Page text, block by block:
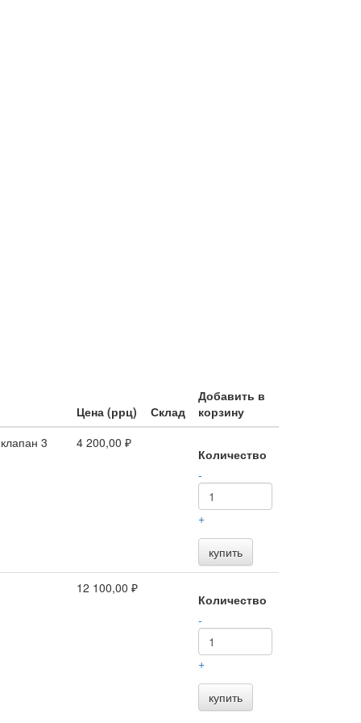
Цена (ррц) Склад
Добавить в
корзину
3
4 200,00 ₽
Количество
-
+
купить
12 100,00 ₽
Количество
-
+
купить